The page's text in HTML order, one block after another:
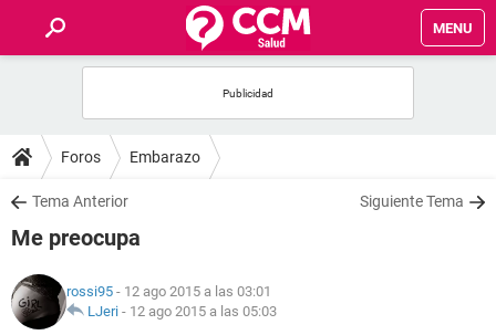
MENU
FOROS
SALUD
FAMILIA
NUTRICIÓN
Foros Embarazo
Tema Anterior Siguiente Tema
Me preocupa
rossi95 - 12 ago 2015 a las 03:01
LJeri - 12 ago 2015 a las 05:03